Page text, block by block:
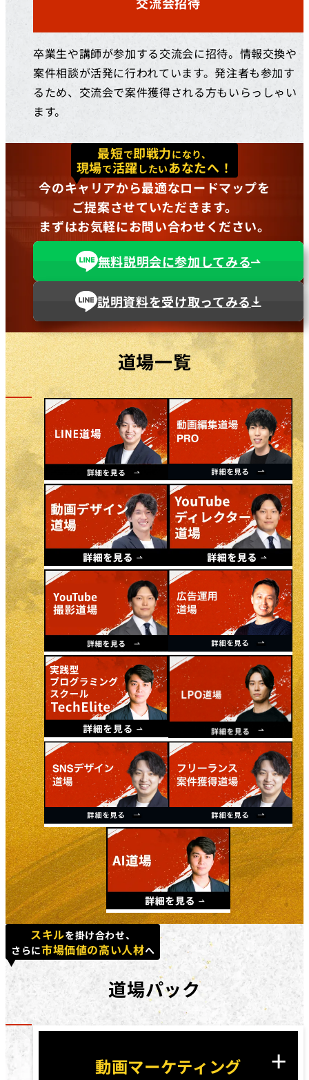
卒業生や講師が参加する交流会に招待。情報交換や
案件相談が活発に行われています。発注者も参加す
るため、交流会で案件獲得される方もいらっしゃい
ます。
最短で即戦力になり、
現場で活躍 したいあなたへ！
今のキャリアから最適なロードマップを
ご提案させていただきます。
まずはお気軽にお問い合わせください。
無料説明会に参加してみる
説明資料を受け取ってみる
道場一覧
スキルを掛け合わせ、
さらに市場価値の高い人材へ
道場パック
動画マーケティング